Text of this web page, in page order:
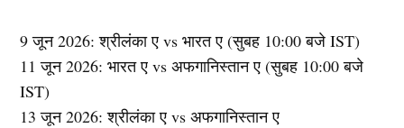
9 जून 2026: श्रीलंका ए vs भारत ए (सुबह 10:00 बजे IST)
11 जून 2026: भारत ए vs अफगानिस्तान ए (सुबह 10:00 बजे
IST)
13 जून 2026: श्रीलंका ए vs अफगानिस्तान ए